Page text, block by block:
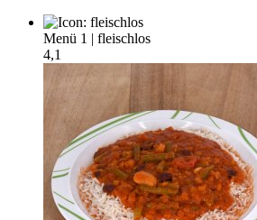
Menü 1 | fleischlos
4,1